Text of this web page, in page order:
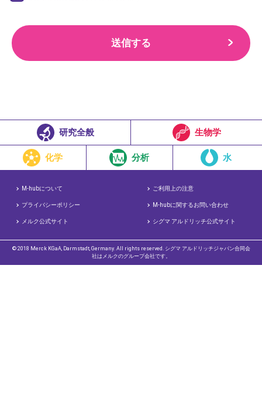
送信する
研究全般 生物学
化学 分析 水
M-hubについて ご利用上の注意
プライバシーポリシー M-hubに関するお問い合わせ
メルク公式サイト シグマ アルドリッチ公式サイト
© 2018 Merck KGaA, Darmstadt, Germany. All rights reserved. シグマ アルドリッチジャパン合同会
社はメルクのグループ会社です。